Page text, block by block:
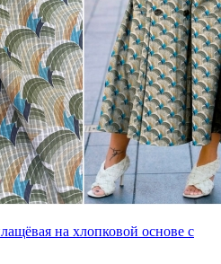
на хлопковой основе с